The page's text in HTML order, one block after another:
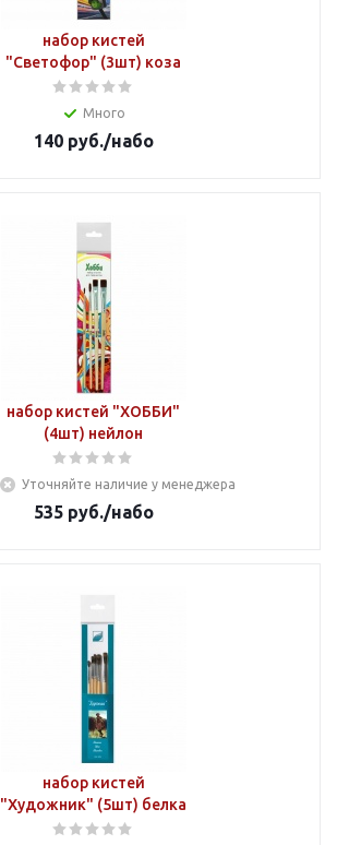
набор кистей
"Светофор" (3шт) коза
Много
140руб./набо
набор кистей "ХОББИ"
(4шт) нейлон
Уточняйте наличие у менеджера
535руб./набо
набор кистей
"Художник" (5шт) белка